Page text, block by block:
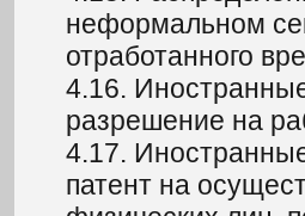
неформальном
отработанного
4.16.
разрешение на
4.17.
патент на